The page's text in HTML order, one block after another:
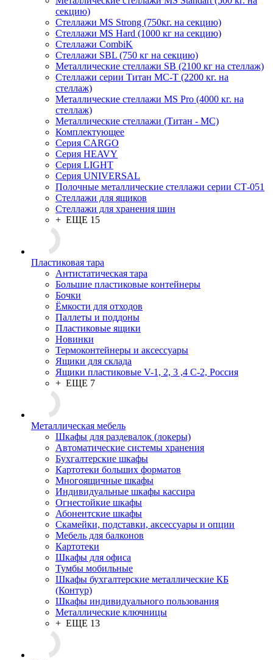
секцию)
Стеллажи MS Strong (750кг. на секцию)
Стеллажи MS Hard (1000 кг на секцию)
Стеллажи CombiK
Стеллажи SBL (750 кг на секцию)
Металлические стеллажи SB (2100 кг на стеллаж)
Стеллажи серии Титан МС-Т (2200 кг. на
стеллаж)
Металлические стеллажи MS Pro (4000 кг. на
стеллаж)
Металлические стеллажи (Титан - МС)
Комплектующее
Серия CARGO
Серия HEAVY
Серия LIGHT
Серия UNIVERSAL
Полочные металлические стеллажи серии СТ-051
Стеллажи для ящиков
Стеллажи для хранения шин
+ ЕЩЕ 15
Пластиковая тара
Антистатическая тара
Большие пластиковые контейнеры
Бочки
Ёмкости для отходов
Паллеты и поддоны
Пластиковые ящики
Новинки
Термоконтейнеры и аксессуары
Ящики для склада
Ящики пластиковые V-1, 2, 3 ,4 С-2, Россия
+ ЕЩЕ 7
Металлическая мебель
Шкафы для раздевалок (локеры)
Автоматические системы хранения
Бухгалтерские шкафы
Картотеки больших форматов
Многоящичные шкафы
Индивидуальные шкафы кассира
Огнестойкие шкафы
Абонентские шкафы
Скамейки, подставки, аксессуары и опции
Мебель для балконов
Картотеки
Шкафы для офиса
Тумбы мобильные
Шкафы бухгалтерские металлические КБ
(Контур)
Шкафы индивидуального пользования
Металлические ключницы
+ ЕЩЕ 13